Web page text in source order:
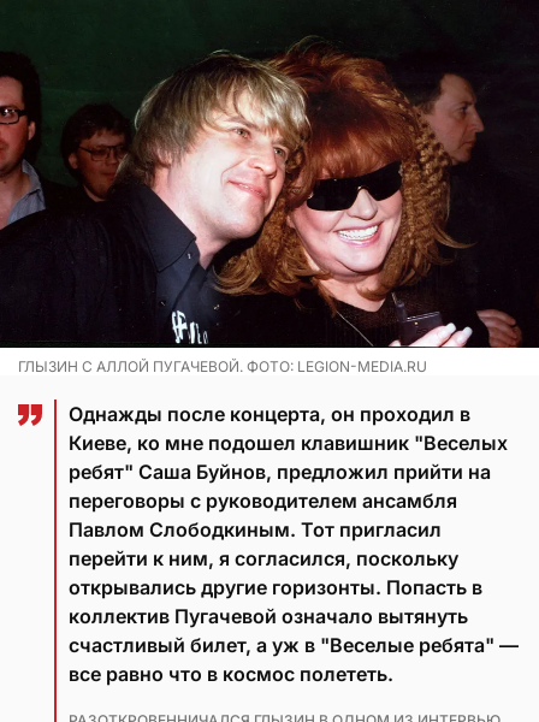
ГЛЫЗИН С АЛЛОЙ ПУГАЧЕВОЙ. ФОТО: LEGION-MEDIA.RU
Однажды после концерта, он проходил в
Киеве, ко мне подошел клавишник "Веселых
ребят" Саша Буйнов, предложил прийти на
переговоры с руководителем ансамбля
Павлом Слободкиным. Тот пригласил
перейти к ним, я согласился, поскольку
открывались другие горизонты. Попасть в
коллектив Пугачевой означало вытянуть
счастливый билет, а уж в "Веселые ребята" —
все равно что в космос полететь.